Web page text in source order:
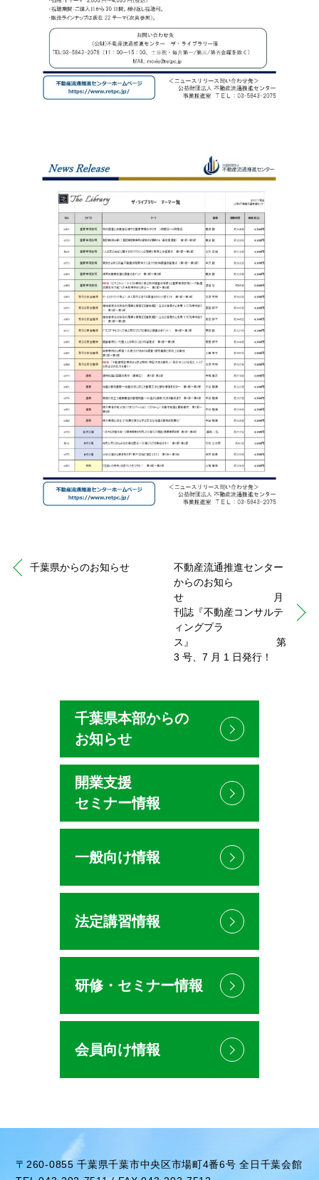
千葉県からのお知らせ
不動産流通推進センター
からのお知ら
せ 月
刊誌『不動産コンサルテ
ィングプラ
ス』 第
3 号、7 月 1 日発行！
千葉県本部からの
お知らせ
開業支援
セミナー情報
一般向け情報
法定講習情報
研修・セミナー情報
会員向け情報
〒260-0855 千葉県千葉市中央区市場町4番6号 全日千葉会館